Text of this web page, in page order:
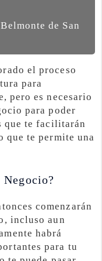
de San
el proceso
para
pero es necesario
para poder
que te facilitarán
que te permite una
Negocio?
comenzarán
incluso aun
habrá
para tu